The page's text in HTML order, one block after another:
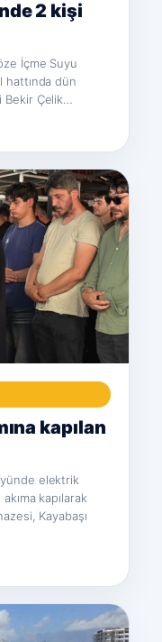
2 kişi
İçme Suyu
hattında dün
Çelik…
kapılan
elektrik
kapılarak
Kayabaşı